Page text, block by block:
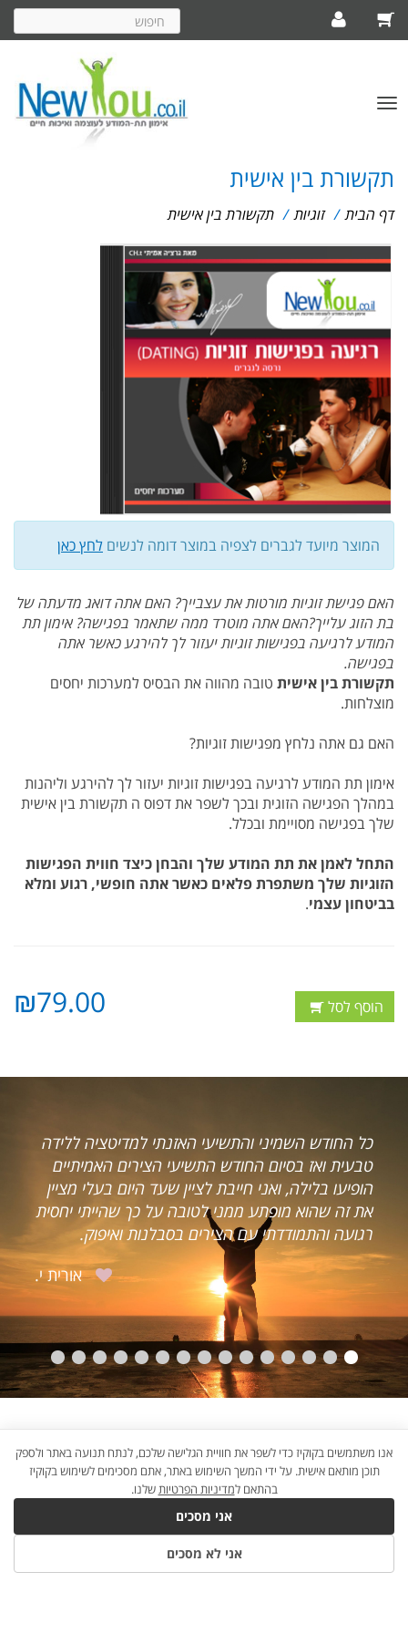
חיפוש
באתר
פתח/סגור
תקשורת בין אישית
דף הבית / זוגיות / תקשורת בין אישית
המוצר מיועד לגברים לצפיה במוצר דומה לנשים לחץ כאן
האם פגישת זוגיות מורטות את עצבייך? האם אתה דואג מדעתה של
בת הזוג עלייך?האם אתה מוטרד ממה שתאמר בפגישה? אימון תת
המודע לרגיעה בפגישות זוגיות יעזור לך להירגע כאשר אתה
בפגישה.
תקשורת בין אישית טובה מהווה את הבסיס למערכות יחסים
מוצלחות.
האם גם אתה נלחץ מפגישות זוגיות?
אימון תת המודע לרגיעה בפגישות זוגיות יעזור לך להירגע וליהנות
במהלך הפגישה הזוגית ובכך לשפר את דפוס ה תקשורת בין אישית
שלך בפגישה מסויימת ובכלל.
התחל לאמן את תת המודע שלך והבחן כיצד חווית הפגישות
הזוגיות שלך משתפרת פלאים כאשר אתה חופשי, רגוע ומלא
בביטחון עצמי.
הוסף לסל ₪79.00
האזנתי למדיטציה ללידה
התשיעי הצירים האמיתיים
לציין שעד היום בעלי מציין
לטובה על כך שהייתי יחסית
הצירים בסבלנות ואיפוק.
אורית י.
רצינו להביע את
העבודה הנפלאה
מצבנו הכלכלי לא היה
בקושי חסכונות היו
הייתה מינימאלית.
B2W
אנו משתמשים בקוקיז כדי לשפר את חוויית הגלישה שלכם, לנתח תנועה באתר ולספק
תוכן מותאם אישית. על ידי המשך השימוש באתר, אתם מסכימים לשימוש בקוקיז
בהתאם למדיניות הפרטיותשלנו.
אני מסכים
אני לא מסכים